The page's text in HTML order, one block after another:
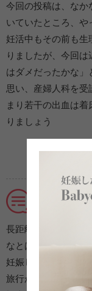
今回の投稿は、なか
いていたところ、や
妊活中もその前も
りましたが、今回
はダメだったかな」
思い、産婦人科を
まり若干の出血は
りましょう
妊娠報告
長距離の旅行中に生
なとは思っていま
妊娠していなかった
旅行から戻った時点